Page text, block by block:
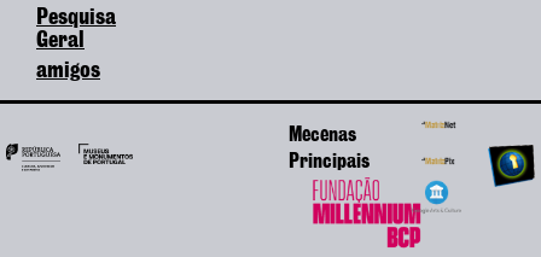
Pesquisa
Geral
amigos
Mecenas
Principais